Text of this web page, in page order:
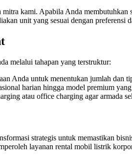
kami. Apabila Anda
unit yang sesuai dengan preferensi
melalui tahapan yang terstruktur:
Anda untuk menentukan jumlah dan
harian hingga model premium
atau office charging agar armada
strategis untuk memastikan
layanan rental mobil listrik